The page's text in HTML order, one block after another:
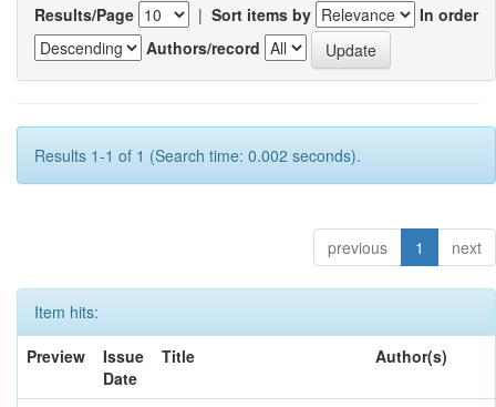
Results/Page | Sort items by
In order
Authors/record
Results 1-1 of 1 (Search time: 0.002 seconds).
previous 1 next
Item hits:
Preview
Issue
Date
Title Author(s)